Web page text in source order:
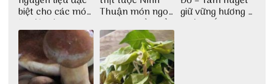
biệt cho các món
ăn độc đáo
Thuận món ngon
dân dã miền biển
giữ vững hương vị
nước mắm sau